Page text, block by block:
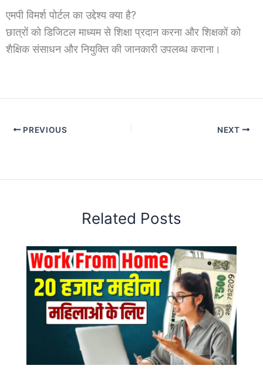
एमपी विमर्श पोर्टल का उद्देश्य क्या है?
छात्रों को डिजिटल माध्यम से शिक्षा प्रदान करना और शिक्षकों को
शैक्षिक संसाधन और नियुक्ति की जानकारी उपलब्ध कराना।
PREVIOUS NEXT
Related Posts